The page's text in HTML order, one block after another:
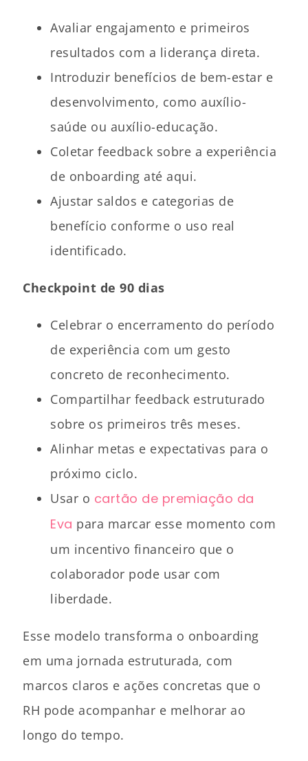
Avaliar engajamento e primeiros
resultados com a liderança direta.
Introduzir benefícios de bem-estar e
desenvolvimento, como auxílio-
saúde ou auxílio-educação.
Coletar feedback sobre a experiência
de onboarding até aqui.
Ajustar saldos e categorias de
benefício conforme o uso real
identificado.
Checkpoint de 90 dias
Celebrar o encerramento do período
de experiência com um gesto
concreto de reconhecimento.
Compartilhar feedback estruturado
sobre os primeiros três meses.
Alinhar metas e expectativas para o
próximo ciclo.
Usar o cartão de premiação da
Eva para marcar esse momento com
um incentivo financeiro que o
colaborador pode usar com
liberdade.
Esse modelo transforma o onboarding
em uma jornada estruturada, com
marcos claros e ações concretas que o
RH pode acompanhar e melhorar ao
longo do tempo.